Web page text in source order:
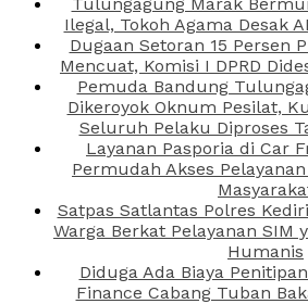
Ilegal, Tokoh Agama Desak
Dugaan Setoran 15 Persen
Mencuat, Komisi I DPRD
Pemuda Bandung
Dikeroyok Oknum Pesilat,
Seluruh Pelaku Diproses
Layanan Pasporia di Car
Permudah Akses
Satpas Satlantas Polres
Warga Berkat Pelayanan SIM
Humanis
Diduga Ada Biaya
Finance Cabang Tuban